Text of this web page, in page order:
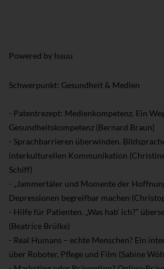
Powered by Issuu
Schwerpunkt: Gesundheit & Medien
- Patentrezept: Medienkompetenz. Ein
Gesundheitskompetenz (Bernard Braun)
- Sprachbarrieren überwinden.
interkulturellen Kommunikation
Schiff)
- „Jammertäler und Momente der
Depressionen begreifbar machen
- Hilfe für Patienten. „Was hab‘ ich?“
(Beatrice Brülke)
- Real Humans – echte Menschen? Ein
über Roboter, Pflege und Film (Sabine